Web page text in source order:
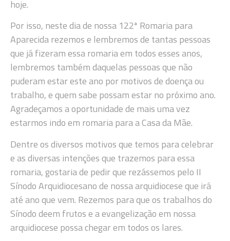
hoje.
Por isso, neste dia de nossa 122ª Romaria para
Aparecida rezemos e lembremos de tantas pessoas
que já fizeram essa romaria em todos esses anos,
lembremos também daquelas pessoas que não
puderam estar este ano por motivos de doença ou
trabalho, e quem sabe possam estar no próximo ano.
Agradeçamos a oportunidade de mais uma vez
estarmos indo em romaria para a Casa da Mãe.
Dentre os diversos motivos que temos para celebrar
e as diversas intenções que trazemos para essa
romaria, gostaria de pedir que rezássemos pelo II
Sínodo Arquidiocesano de nossa arquidiocese que irá
até ano que vem. Rezemos para que os trabalhos do
Sínodo deem frutos e a evangelização em nossa
arquidiocese possa chegar em todos os lares.